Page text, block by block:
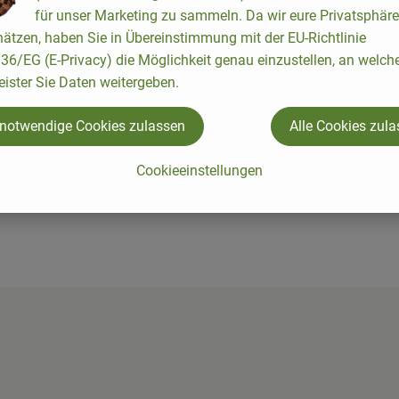
aktuellen Liefertermin haben wir in dieser
gefunden.
einen anderen Liefertermin aus, um Produkte dieser
für unser Marketing zu sammeln. Da wir eure
haben Sie in Übereinstimmung mit der EU-Richtlinie
EG (E-Privacy) die Möglichkeit genau einzustellen, an
Sie Daten weitergeben.
Cookieeinstellungen
Cookies zulassen Alle Cookies